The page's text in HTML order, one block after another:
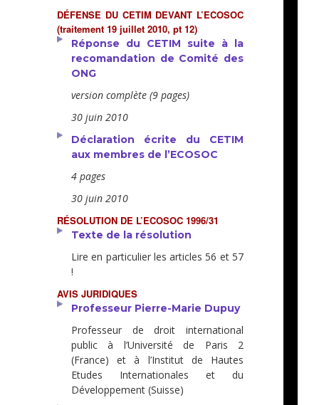
DÉFENSE DU CETIM DEVANT L’ECOSOC
(traitement 19 juillet 2010, pt 12)
Réponse du CETIM suite à la
recomandation de Comité des
ONG
version complète (9 pages)
30 juin 2010
Déclaration écrite du CETIM
aux membres de l’ECOSOC
4 pages
30 juin 2010
RÉSOLUTION DE L’ECOSOC 1996/31
Texte de la résolution
Lire en particulier les articles 56 et 57
!
AVIS JURIDIQUES
Professeur Pierre-Marie Dupuy
Professeur de droit international
public à l’Université de Paris 2
(France) et à l’Institut de Hautes
Etudes Internationales et du
Développement (Suisse)